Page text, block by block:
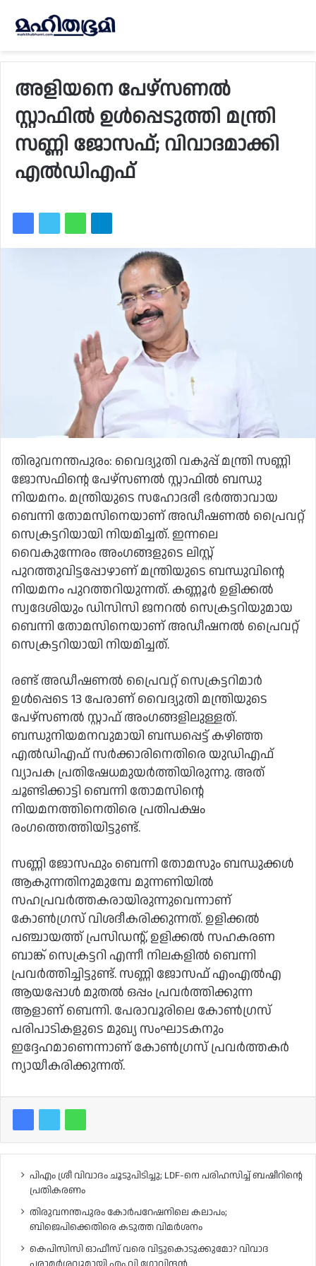
അളിയനെ പേഴ്‌സണൽ
സ്റ്റാഫിൽ ഉൾപ്പെടുത്തി മന്ത്രി
സണ്ണി ജോസഫ്; വിവാദമാക്കി
എൽഡിഎഫ്
തിരുവനന്തപുരം: വൈദ്യുതി വകുപ്പ് മന്ത്രി സണ്ണി
ജോസഫിന്റെ പേഴ്‌സണൽ സ്റ്റാഫിൽ ബന്ധു
നിയമനം. മന്ത്രിയുടെ സഹോദരീ ഭർത്താവായ
ബെന്നി തോമസിനെയാണ് അഡീഷണൽ പ്രൈവറ്റ്
സെക്രട്ടറിയായി നിയമിച്ചത്. ഇന്നലെ
വൈകുന്നേരം അംഗങ്ങളുടെ ലിസ്റ്റ്
പുറത്തുവിട്ടപ്പോഴാണ് മന്ത്രിയുടെ ബന്ധുവിന്റെ
നിയമനം പുറത്തറിയുന്നത്. കണ്ണൂർ ഉളിക്കൽ
സ്വദേശിയും ഡിസിസി ജനറൽ സെക്രട്ടറിയുമായ
ബെന്നി തോമസിനെയാണ് അഡീഷനൽ പ്രൈവറ്റ്
സെക്രട്ടറിയായി നിയമിച്ചത്.
രണ്ട് അഡീഷണൽ പ്രൈവറ്റ് സെക്രട്ടറിമാർ
ഉൾപ്പെടെ 13 പേരാണ് വൈദ്യുതി മന്ത്രിയുടെ
പേഴ്സണൽ സ്റ്റാഫ് അംഗങ്ങളിലുള്ളത്.
ബന്ധുനിയമനവുമായി ബന്ധപ്പെട്ട് കഴിഞ്ഞ
എൽഡിഎഫ് സർക്കാരിനെതിരെ യുഡിഎഫ്
വ്യാപക പ്രതിഷേധമുയർത്തിയിരുന്നു. അത്
ചൂണ്ടിക്കാട്ടി ബെന്നി തോമസിന്റെ
നിയമനത്തിനെതിരെ പ്രതിപക്ഷം
രംഗത്തെത്തിയിട്ടുണ്ട്.
സണ്ണി ജോസഫും ബെന്നി തോമസും ബന്ധുക്കൾ
ആകുന്നതിനുമുമ്പേ മുന്നണിയിൽ
സഹപ്രവർത്തകരായിരുന്നുവെന്നാണ്
കോൺഗ്രസ് വിശദീകരിക്കുന്നത്. ഉളിക്കൽ
പഞ്ചായത്ത് പ്രസിഡന്റ്, ഉളിക്കൽ സഹകരണ
ബാങ്ക് സെക്രട്ടറി എന്നീ നിലകളിൽ ബെന്നി
പ്രവർത്തിച്ചിട്ടുണ്ട്. സണ്ണി ജോസഫ് എംഎൽഎ
ആയപ്പോൾ മുതൽ ഒപ്പം പ്രവർത്തിക്കുന്ന
ആളാണ് ബെന്നി. പേരാവൂരിലെ കോൺഗ്രസ്
പരിപാടികളുടെ മുഖ്യ സംഘാടകനും
ഇദ്ദേഹമാണെന്നാണ് കോൺഗ്രസ് പ്രവർത്തകർ
ന്യായീകരിക്കുന്നത്.
പിഎം ശ്രീ വിവാദം ചൂടുപിടിച്ചു; LDF-നെ പരിഹസിച്ച് ബഷീറിന്റെ
പ്രതികരണം
തിരുവനന്തപുരം കോർപറേഷനിലെ കലാപം;
ബിജെപിക്കെതിരെ കടുത്ത വിമർശനം
കെപിസിസി ഓഫീസ് വരെ വിട്ടുകൊടുക്കുമോ? വിവാദ